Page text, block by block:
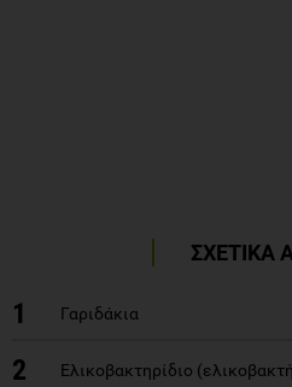
ΣΧΕΤΙΚΑ
1 Γαριδάκια
2 Ελικοβακτηρίδιο